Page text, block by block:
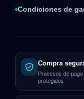
Condiciones de
Compra
Procesos de pago
protegidos